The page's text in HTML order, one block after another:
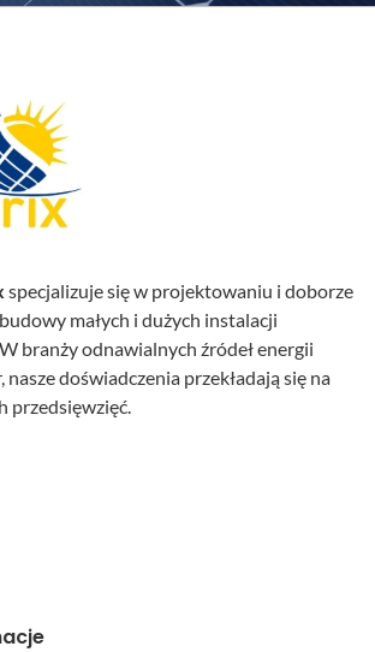
specjalizuje się w projektowaniu i doborze
małych i dużych instalacji
branży odnawialnych źródeł energii
nasze doświadczenia przekładają się na
przedsięwzięć.